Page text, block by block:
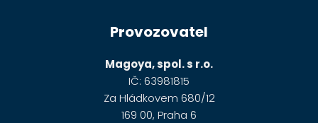
Provozovatel
Magoya, spol. s r.o.
IČ: 63981815
Za Hládkovem 680/12
169 00, Praha 6